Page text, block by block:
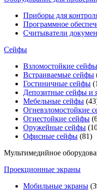
Приборы для
Программное
Считыватели
Сейфы
Взломостойкие сейфы
Встраиваемые сейфы
Гостиничные сейфы
Депозитные сейфы и
Мебельные сейфы
Огневзломостойкие
Огнестойкие сейфы
Оружейные сейфы
Офисные сейфы (81)
Мультимедийное
Проекционные экраны
Мобильные экраны